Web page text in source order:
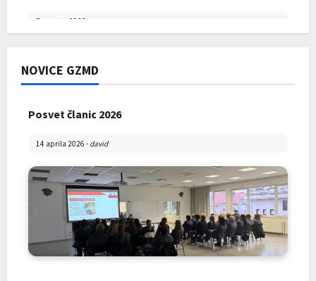
7 avgusta 2026
Koroškem v trgovskem objektu gorel stacionarni
telefon. Požar je pogasila stranka trgovine, gasilci
kamero.
NOVICE GZMD
Posvet članic 2026
14 aprila 2026 - david